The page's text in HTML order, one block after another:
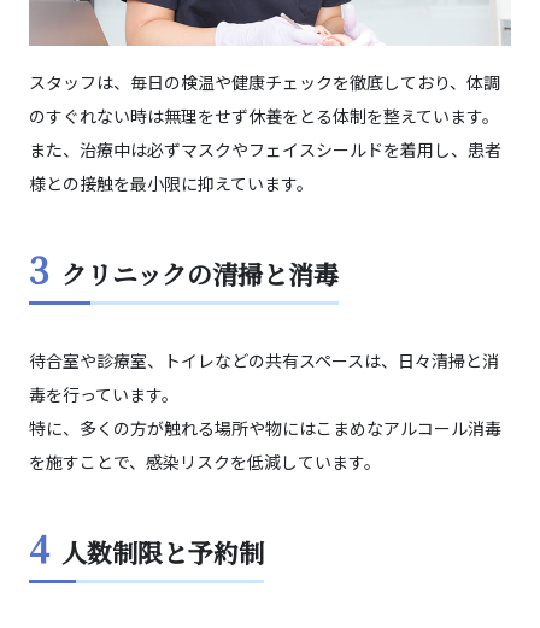
スタッフは、毎日の検温や健康チェックを徹底しており、体調
のすぐれない時は無理をせず休養をとる体制を整えています。
また、治療中は必ずマスクやフェイスシールドを着用し、患者
様との接触を最小限に抑えています。
3 クリニックの清掃と消毒
待合室や診療室、トイレなどの共有スペースは、日々清掃と消
毒を行っています。
特に、多くの方が触れる場所や物にはこまめなアルコール消毒
を施すことで、感染リスクを低減しています。
4 人数制限と予約制